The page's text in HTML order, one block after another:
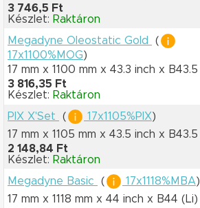
3 746,5 Ft
Készlet: Raktáron
Megadyne Oleostatic Gold
(
17x1100%MOG)
17 mm x 1100 mm x 43.3 inch x B43.5
3 816,35 Ft
Készlet: Raktáron
PIX X'Set
( 17x1105%PIX)
17 mm x 1105 mm x 43.5 inch x B43.5
2 148,84 Ft
Készlet: Raktáron
Megadyne Basic
( 17x1118%MBA)
17 mm x 1118 mm x 44 inch x B44 (Li)